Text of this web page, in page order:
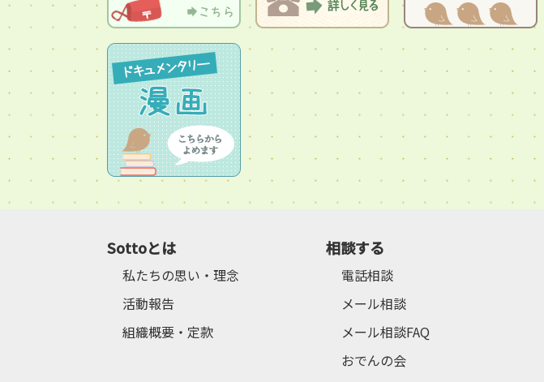
Sottoとは
私たちの思い・理念
活動報告
組織概要・定款
相談する
電話相談
メール相談
メール相談FAQ
おでんの会